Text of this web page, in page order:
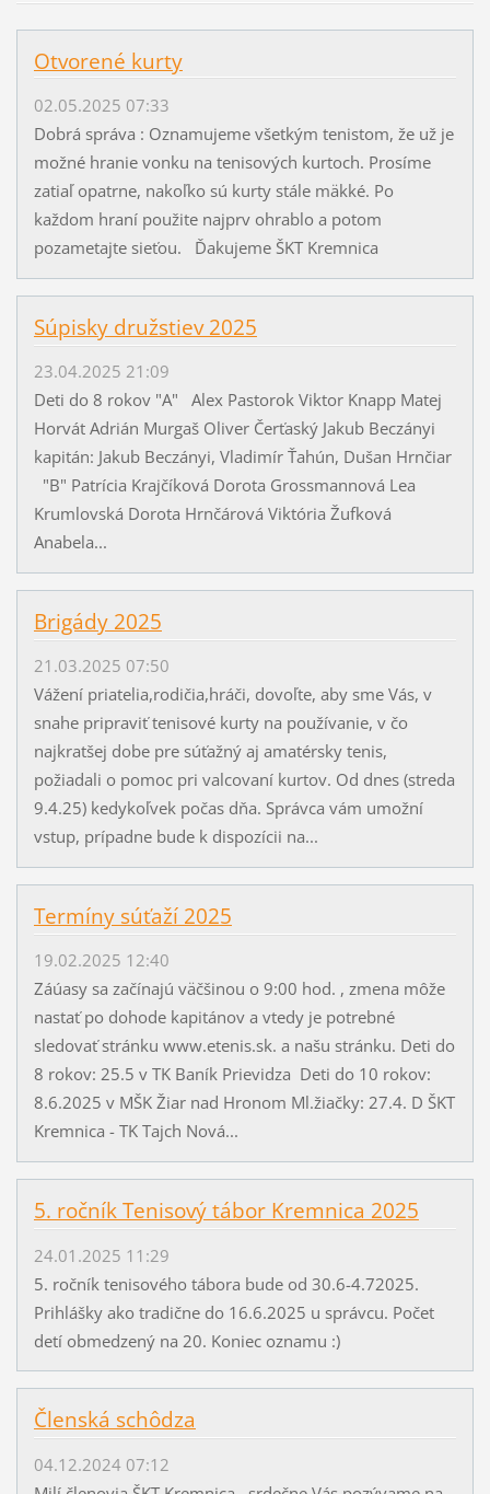
Otvorené kurty
02.05.2025 07:33
Dobrá správa : Oznamujeme všetkým tenistom, že už je
možné hranie vonku na tenisových kurtoch. Prosíme
zatiaľ opatrne, nakoľko sú kurty stále mäkké. Po
každom hraní použite najprv ohrablo a potom
pozametajte sieťou. Ďakujeme ŠKT Kremnica
Súpisky družstiev 2025
23.04.2025 21:09
Deti do 8 rokov "A" Alex Pastorok Viktor Knapp Matej
Horvát Adrián Murgaš Oliver Čerťaský Jakub Beczányi
kapitán: Jakub Beczányi, Vladimír Ťahún, Dušan Hrnčiar
"B" Patrícia Krajčíková Dorota Grossmannová Lea
Krumlovská Dorota Hrnčárová Viktória Žufková
Anabela...
Brigády 2025
21.03.2025 07:50
Vážení priatelia,rodičia,hráči, dovoľte, aby sme Vás, v
snahe pripraviť tenisové kurty na používanie, v čo
najkratšej dobe pre súťažný aj amatérsky tenis,
požiadali o pomoc pri valcovaní kurtov. Od dnes (streda
9.4.25) kedykoľvek počas dňa. Správca vám umožní
vstup, prípadne bude k dispozícii na...
Termíny súťaží 2025
19.02.2025 12:40
Záúasy sa začínajú väčšinou o 9:00 hod. , zmena môže
nastať po dohode kapitánov a vtedy je potrebné
sledovať stránku www.etenis.sk. a našu stránku. Deti do
8 rokov: 25.5 v TK Baník Prievidza Deti do 10 rokov:
8.6.2025 v MŠK Žiar nad Hronom Ml.žiačky: 27.4. D ŠKT
Kremnica - TK Tajch Nová...
5. ročník Tenisový tábor Kremnica 2025
24.01.2025 11:29
5. ročník tenisového tábora bude od 30.6-4.72025.
Prihlášky ako tradične do 16.6.2025 u správcu. Počet
detí obmedzený na 20. Koniec oznamu :)
Členská schôdza
04.12.2024 07:12